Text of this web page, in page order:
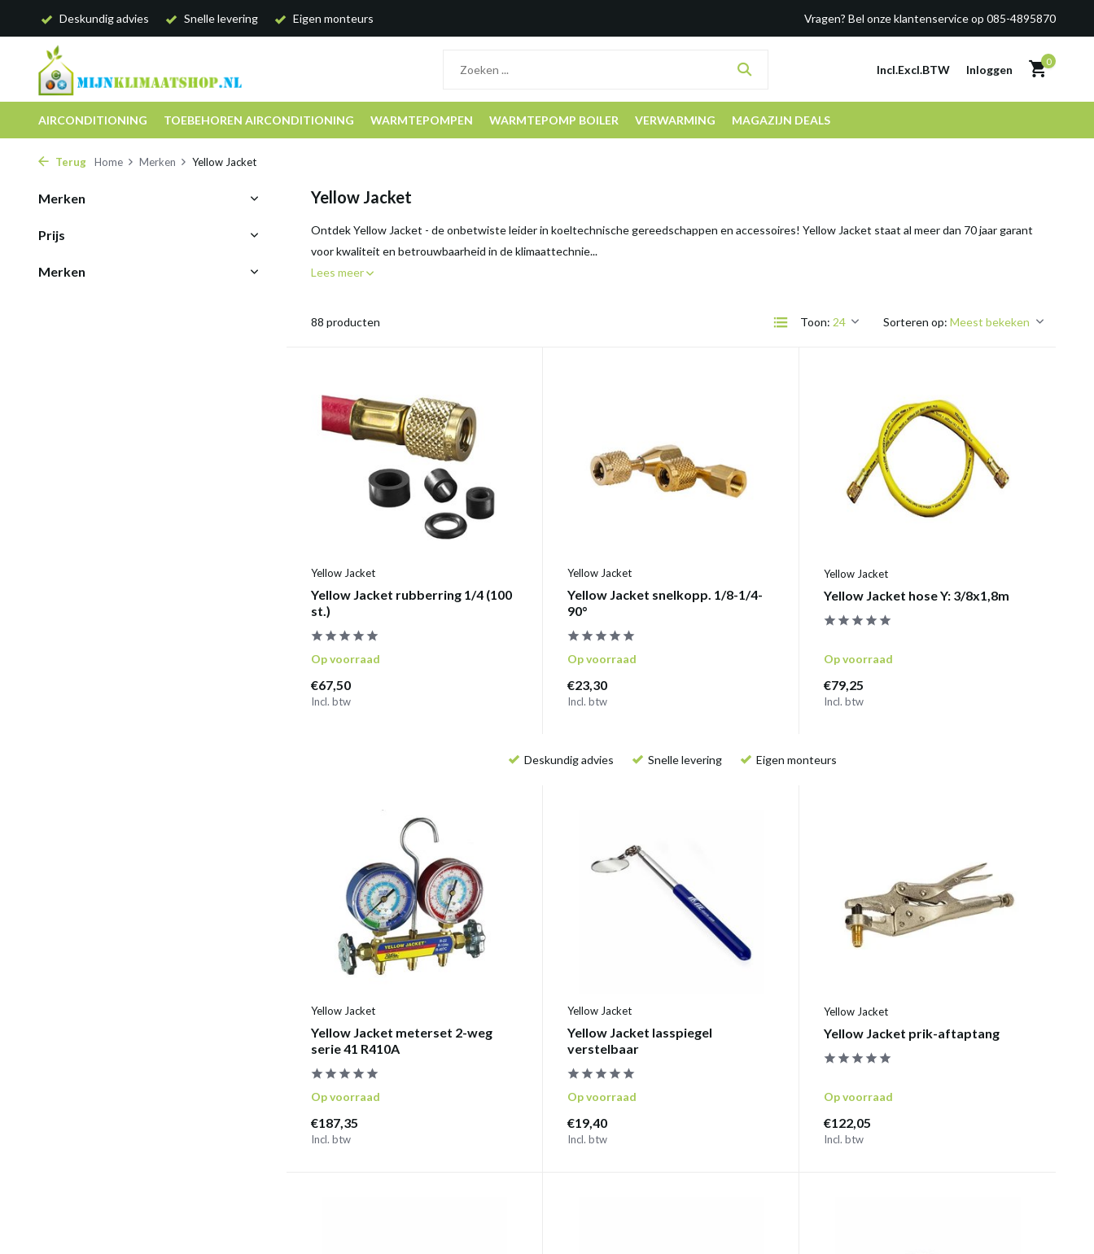
Deskundig advies Snelle levering Eigen monteurs Vragen? Bel onze klantenservice op 085-4895870
Incl.Excl.BTW Inloggen
0
AIRCONDITIONING TOEBEHOREN AIRCONDITIONING WARMTEPOMPEN WARMTEPOMP BOILER VERWARMING MAGAZIJN DEALS
Terug Home Merken Yellow Jacket
Merken
Prijs
Merken
Yellow Jacket
Ontdek Yellow Jacket - de onbetwiste leider in koeltechnische gereedschappen en accessoires! Yellow Jacket staat al meer dan 70 jaar garant
voor kwaliteit en betrouwbaarheid in de klimaattechnie...
Lees meer
88 producten Toon: Sorteren op:
Yellow Jacket
Yellow Jacket rubberring 1/4 (100
st.)
Op voorraad
€67,50
Incl. btw
Yellow Jacket
Yellow Jacket snelkopp. 1/8-1/4-
90°
Op voorraad
€23,30
Incl. btw
Yellow Jacket
Yellow Jacket hose Y: 3/8x1,8m
Op voorraad
€79,25
Incl. btw
Deskundig advies Snelle levering Eigen monteurs
Yellow Jacket
Yellow Jacket meterset 2-weg
serie 41 R410A
Op voorraad
€187,35
Incl. btw
Yellow Jacket
Yellow Jacket lasspiegel
verstelbaar
Op voorraad
€19,40
Incl. btw
Yellow Jacket
Yellow Jacket prik-aftaptang
Op voorraad
€122,05
Incl. btw